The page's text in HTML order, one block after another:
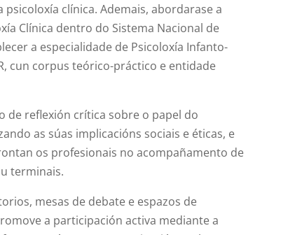
clínica. Ademais, abordarase a
Clínica dentro do Sistema Nacional de
a especialidade de Psicoloxía Infanto-
cun corpus teórico-práctico e entidade
de reflexión crítica sobre o papel do
as súas implicacións sociais e éticas, e
os profesionais no acompañamento de
terminais.
mesas de debate e espazos de
a participación activa mediante a